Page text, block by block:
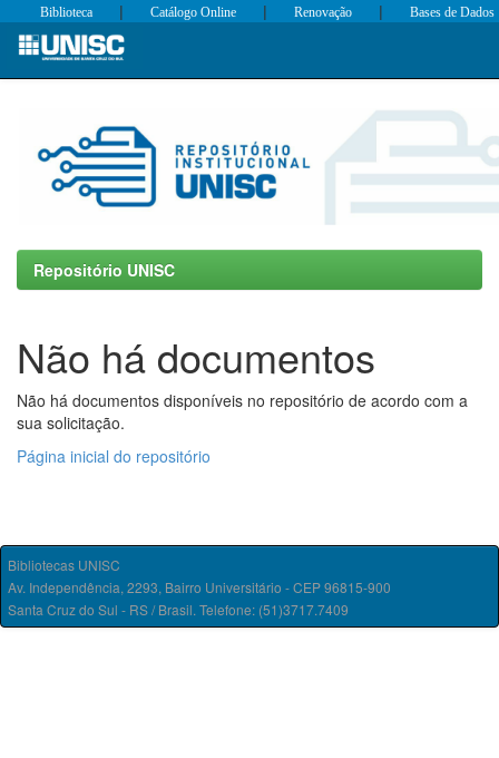
Skip
Biblioteca | Catálogo Online | Renovação | Bases de Dados
Repositório UNISC
Não há documentos
Não há documentos disponíveis no repositório de acordo com a
sua solicitação.
Página inicial do repositório
Bibliotecas UNISC
Av. Independência, 2293, Bairro Universitário - CEP 96815-900
Santa Cruz do Sul - RS / Brasil. Telefone: (51)3717.7409